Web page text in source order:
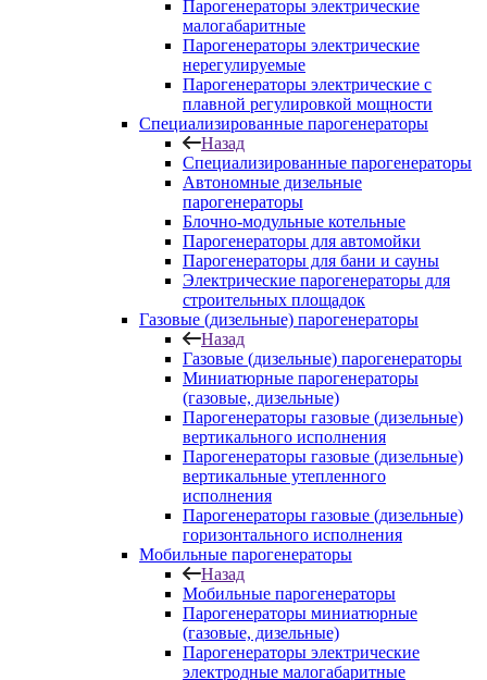
Парогенераторы электрические
малогабаритные
Парогенераторы электрические
нерегулируемые
Парогенераторы электрические с
плавной регулировкой мощности
Специализированные парогенераторы
Назад
Специализированные парогенераторы
Автономные дизельные
парогенераторы
Блочно-модульные котельные
Парогенераторы для автомойки
Парогенераторы для бани и сауны
Электрические парогенераторы для
строительных площадок
Газовые (дизельные) парогенераторы
Назад
Газовые (дизельные) парогенераторы
Миниатюрные парогенераторы
(газовые, дизельные)
Парогенераторы газовые (дизельные)
вертикального исполнения
Парогенераторы газовые (дизельные)
вертикальные утепленного
исполнения
Парогенераторы газовые (дизельные)
горизонтального исполнения
Мобильные парогенераторы
Назад
Мобильные парогенераторы
Парогенераторы миниатюрные
(газовые, дизельные)
Парогенераторы электрические
электродные малогабаритные